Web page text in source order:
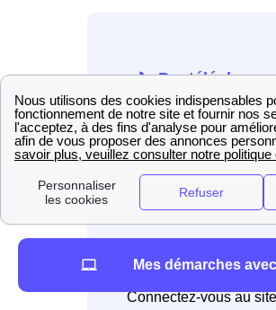
📞 Par téléphone
Appelez au 3404
Connectez-vous au site
Mes démarches